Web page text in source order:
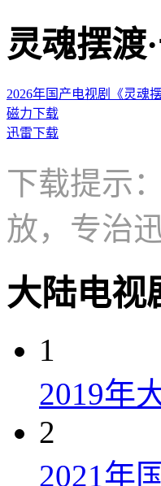
灵魂摆渡
2026年国产电视剧《灵魂
磁力下载
迅雷下载
下载提示
放，专治
大陆电视
1
2019年
2
2021年